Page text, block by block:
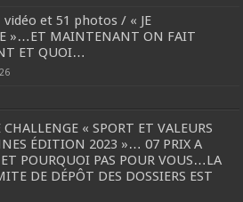
vidéo et 51 photos / « JE
»…ET MAINTENANT ON FAIT
ET QUOI…
« SPORT ET VALEURS
ÉDITION 2023 »… 07 PRIX A
ET POURQUOI PAS POUR VOUS…LA
DE DÉPÔT DES DOSSIERS EST